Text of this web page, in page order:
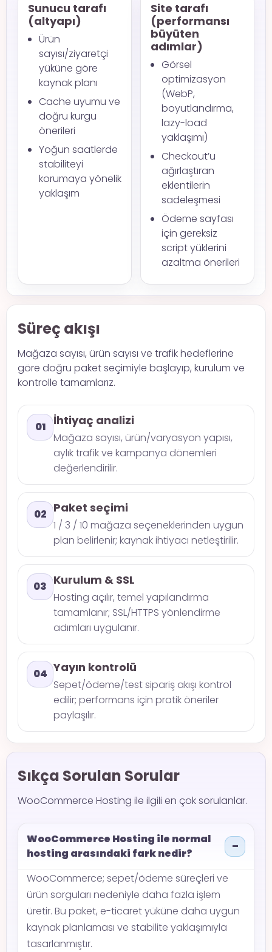
Sunucu tarafı
(altyapı)
Ürün
sayısı/ziyaretçi
yüküne göre
kaynak planı
Cache uyumu ve
doğru kurgu
önerileri
Yoğun saatlerde
stabiliteyi
korumaya yönelik
yaklaşım
Site tarafı
(performansı
büyüten
adımlar)
Görsel
optimizasyon
(WebP,
boyutlandırma,
lazy-load
yaklaşımı)
Checkout’u
ağırlaştıran
eklentilerin
sadeleşmesi
Ödeme sayfası
için gereksiz
script yüklerini
azaltma önerileri
Süreç akışı
Mağaza sayısı, ürün sayısı ve trafik hedeflerine
göre doğru paket seçimiyle başlayıp, kurulum ve
kontrolle tamamlarız.
01 İhtiyaç analizi
Mağaza sayısı, ürün/varyasyon yapısı,
aylık trafik ve kampanya dönemleri
değerlendirilir.
02 Paket seçimi
1 / 3 / 10 mağaza seçeneklerinden uygun
plan belirlenir; kaynak ihtiyacı netleştirilir.
03 Kurulum & SSL
Hosting açılır, temel yapılandırma
tamamlanır; SSL/HTTPS yönlendirme
adımları uygulanır.
04 Yayın kontrolü
Sepet/ödeme/test sipariş akışı kontrol
edilir; performans için pratik öneriler
paylaşılır.
Sıkça Sorulan Sorular
WooCommerce Hosting ile ilgili en çok sorulanlar.
WooCommerce Hosting ile normal
hosting arasındaki fark nedir?
WooCommerce; sepet/ödeme süreçleri ve
ürün sorguları nedeniyle daha fazla işlem
üretir. Bu paket, e-ticaret yüküne daha uygun
kaynak planlaması ve stabilite yaklaşımıyla
tasarlanmıştır.